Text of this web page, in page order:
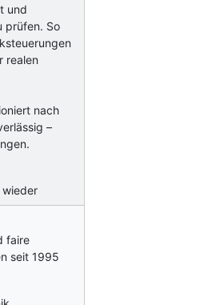
und
prüfen. So
realen
nach
–
wieder
faire
seit 1995